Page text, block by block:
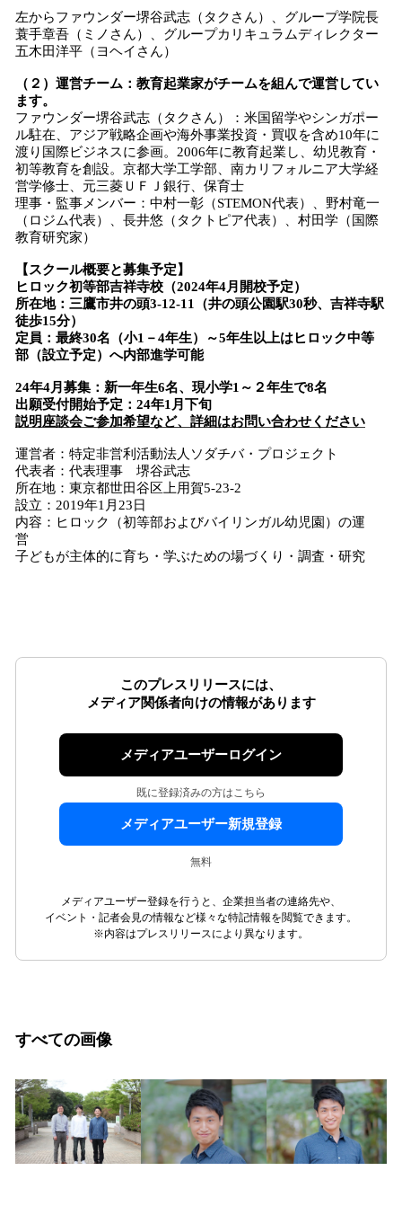
左からファウンダー堺谷武志（タクさん）、グループ学院長
蓑手章吾（ミノさん）、グループカリキュラムディレクター
五木田洋平（ヨヘイさん）
（２）運営チーム：教育起業家がチームを組んで運営してい
ます。
ファウンダー堺谷武志（タクさん）：米国留学やシンガポー
ル駐在、アジア戦略企画や海外事業投資・買収を含め10年に
渡り国際ビジネスに参画。2006年に教育起業し、幼児教育・
初等教育を創設。京都大学工学部、南カリフォルニア大学経
営学修士、元三菱ＵＦＪ銀行、保育士
理事・監事メンバー：中村一彰（STEMON代表）、野村竜一
（ロジム代表）、長井悠（タクトピア代表）、村田学（国際
教育研究家）
【スクール概要と募集予定】
ヒロック初等部吉祥寺校（2024年4月開校予定）
所在地：三鷹市井の頭3-12-11（井の頭公園駅30秒、吉祥寺駅
徒歩15分）
定員：最終30名（小1－4年生）～5年生以上はヒロック中等
部（設立予定）へ内部進学可能
24年4月募集：新一年生6名、現小学1～２年生で8名
出願受付開始予定：24年1月下旬
説明座談会ご参加希望など、詳細はお問い合わせください
運営者：特定非営利活動法人ソダチバ・プロジェクト
代表者：代表理事 堺谷武志
所在地：東京都世田谷区上用賀5-23-2
設立：2019年1月23日
内容：ヒロック（初等部およびバイリンガル幼児園）の運
営
子どもが主体的に育ち・学ぶための場づくり・調査・研究
このプレスリリースには、
メディア関係者向けの情報があります
メディアユーザーログイン
既に登録済みの方はこちら
メディアユーザー新規登録
無料
メディアユーザー登録を行うと、企業担当者の連絡先や、
イベント・記者会見の情報など様々な特記情報を閲覧できます。
※内容はプレスリリースにより異なります。
すべての画像